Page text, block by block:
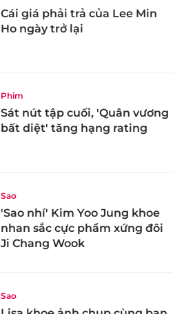
Cái giá phải trả của Lee Min
Ho ngày trở lại
Phim
Sát nút tập cuối, 'Quân vương
bất diệt' tăng hạng rating
Sao
'Sao nhí' Kim Yoo Jung khoe
nhan sắc cực phẩm xứng đôi
Ji Chang Wook
Sao